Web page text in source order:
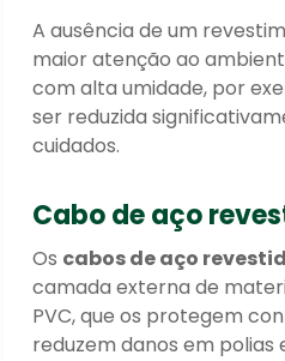
A ausência de um
maior atenção ao
com alta umidade, por
ser reduzida
cuidados.
Cabo de aço
Os cabos de aço
camada externa de
PVC, que os protegem
reduzem danos em polias